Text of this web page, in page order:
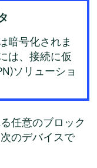
暗号化されま
は、接続に仮
ソリューショ
任意のブロック
のデバイスで